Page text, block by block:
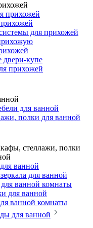
прихожей
для прихожей
двери-купе
прихожей
для ванной
полки для ванной
стеллажи, полки
ванной
для ванной
ванной комнаты
для ванной
ванной комнаты
для ванной